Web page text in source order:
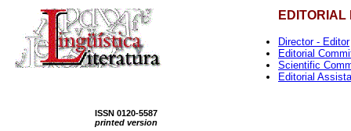
ISSN 0120-5587
printed version
EDITORIAL
Director - Editor
Editorial
Scientific
Editorial